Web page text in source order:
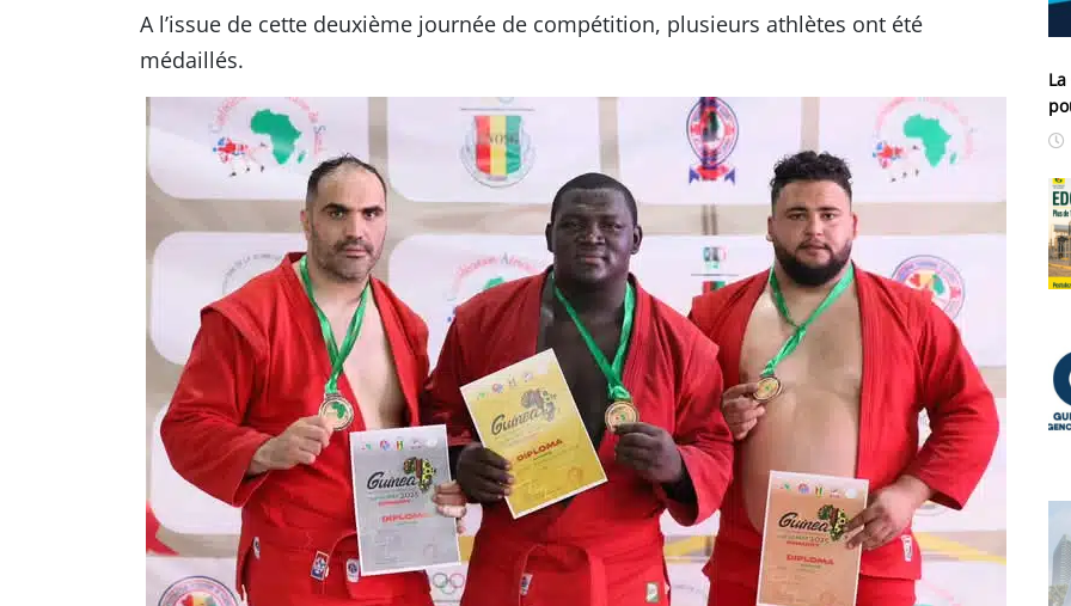
A l’issue de cette deuxième journée de compétition, plusieurs athlètes ont été
médaillés.